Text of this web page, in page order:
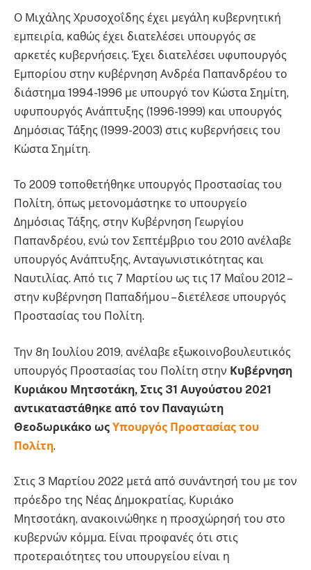
Ο Μιχάλης Χρυσοχοΐδης έχει μεγάλη κυβερνητική
εμπειρία, καθώς έχει διατελέσει υπουργός σε
αρκετές κυβερνήσεις. Έχει διατελέσει υφυπουργός
Εμπορίου στην κυβέρνηση Ανδρέα Παπανδρέου το
διάστημα 1994-1996 με υπουργό τον Κώστα Σημίτη,
υφυπουργός Ανάπτυξης (1996-1999) και υπουργός
Δημόσιας Τάξης (1999-2003) στις κυβερνήσεις του
Κώστα Σημίτη.
Το 2009 τοποθετήθηκε υπουργός Προστασίας του
Πολίτη, όπως μετονομάστηκε το υπουργείο
Δημόσιας Τάξης, στην Κυβέρνηση Γεωργίου
Παπανδρέου, ενώ τον Σεπτέμβριο του 2010 ανέλαβε
υπουργός Ανάπτυξης, Ανταγωνιστικότητας και
Ναυτιλίας. Από τις 7 Μαρτίου ως τις 17 Μαΐου 2012 –
στην κυβέρνηση Παπαδήμου – διετέλεσε υπουργός
Προστασίας του Πολίτη.
Την 8η Ιουλίου 2019, ανέλαβε εξωκοινοβουλευτικός
υπουργός Προστασίας του Πολίτη στην Κυβέρνηση
Κυριάκου Μητσοτάκη, Στις 31 Αυγούστου 2021
αντικαταστάθηκε από τον Παναγιώτη
Θεοδωρικάκο ως Υπουργός Προστασίας του
Πολίτη.
Στις 3 Μαρτίου 2022 μετά από συνάντησή του με τον
πρόεδρο της Νέας Δημοκρατίας, Κυριάκο
Μητσοτάκη, ανακοινώθηκε η προσχώρησή του στο
κυβερνών κόμμα. Είναι προφανές ότι στις
προτεραιότητες του υπουργείου είναι η